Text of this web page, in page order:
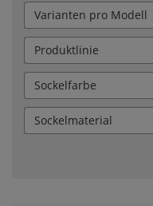
Varianten pro Modell
Produktlinie
Sockelfarbe
Sockelmaterial